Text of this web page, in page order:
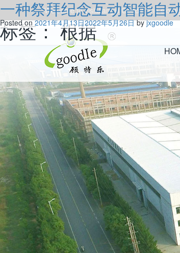
Welcome to visitJiangxi Goodle fine
标签：根据
一种祭拜纪念互动智能自
Posted on2021年4月13日2022年5月26日byjxgoodle